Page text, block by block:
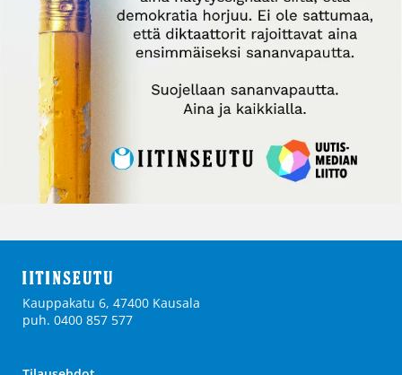
Kauppakatu 6, 47400 Kausala
puh. 0400 857 577